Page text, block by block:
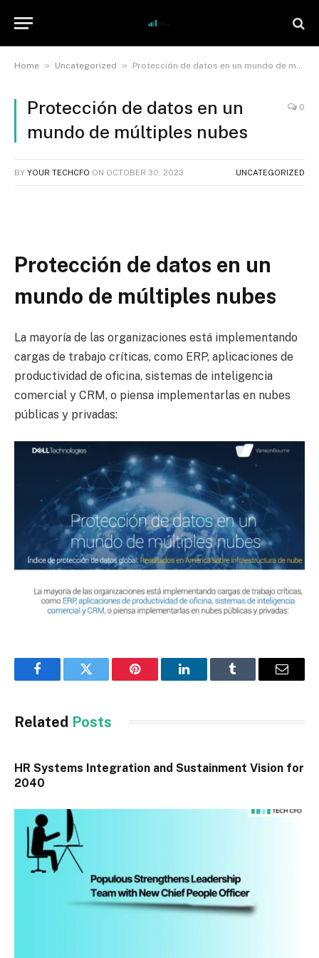
Home » Uncategorized » Protección de datos en un mundo de múltiples nubes
Protección de datos en un
mundo de múltiples nubes
0
BY YOUR TECHCFO ON OCTOBER 30, 2023 UNCATEGORIZED
Protección de datos en un
mundo de múltiples nubes
La mayoría de las organizaciones está implementando
cargas de trabajo críticas, como ERP, aplicaciones de
productividad de oficina, sistemas de inteligencia
comercial y CRM, o piensa implementarlas en nubes
públicas y privadas:
FacebookTwitter Pinterest LinkedInTumblr Email
Related Posts
HR Systems Integration and Sustainment Vision for
2040